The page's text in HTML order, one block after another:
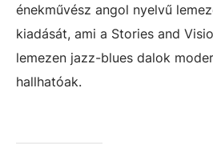
énekművész angol nyelvű
kiadását, ami a Stories and
lemezen jazz-blues dalok
hallhatóak.